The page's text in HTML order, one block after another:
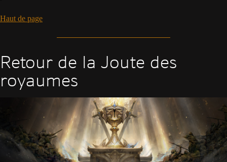
Haut de page
Retour de la Joute des
royaumes